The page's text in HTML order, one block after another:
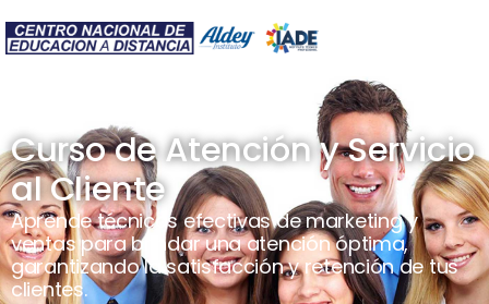
Curso de Atención y Servicio
al Cliente
Aprende técnicas efectivas de marketing y
ventas para brindar una atención óptima,
garantizando la satisfacción y retención de tus
clientes.